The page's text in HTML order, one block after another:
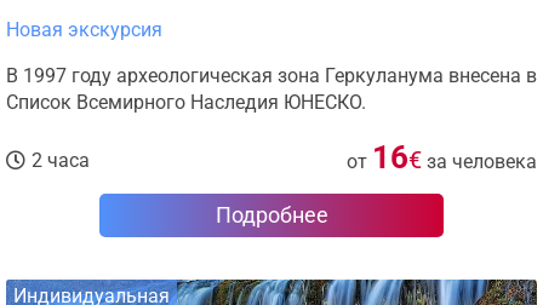
Новая экскурсия
В 1997 году археологическая зона Геркуланума внесена в
Список Всемирного Наследия ЮНЕСКО.
2 часа от 16€ за человека
Подробнее
Индивидуальная